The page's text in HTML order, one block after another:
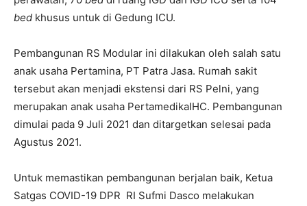
bed khusus untuk di Gedung ICU.
Pembangunan RS Modular ini dilakukan oleh salah satu
anak usaha Pertamina, PT Patra Jasa. Rumah sakit
tersebut akan menjadi ekstensi dari RS Pelni, yang
merupakan anak usaha PertamedikaIHC. Pembangunan
dimulai pada 9 Juli 2021 dan ditargetkan selesai pada
Agustus 2021.
Untuk memastikan pembangunan berjalan baik, Ketua
Satgas COVID-19 DPR RI Sufmi Dasco melakukan